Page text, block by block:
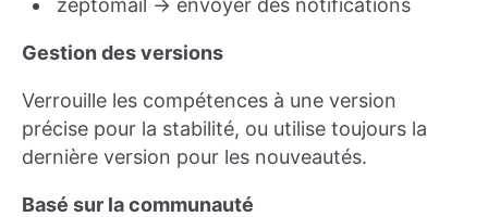
zeptomail → envoyer des notifications
Gestion des versions
Verrouille les compétences à une version
précise pour la stabilité, ou utilise toujours la
dernière version pour les nouveautés.
Basé sur la communauté